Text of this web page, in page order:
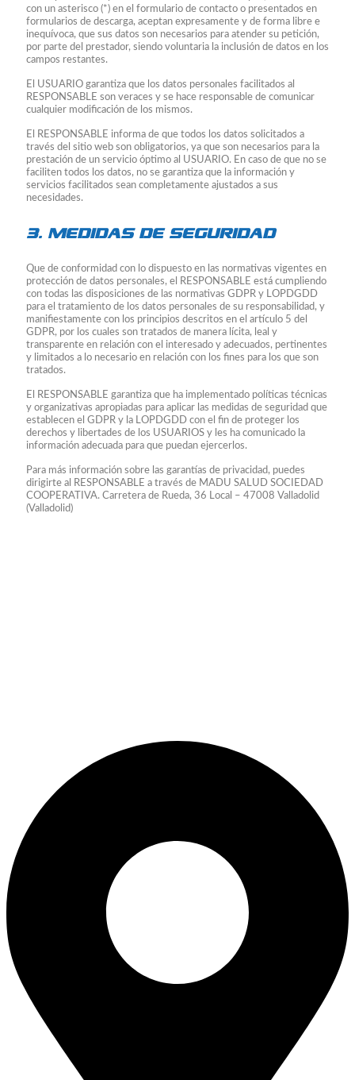
con un asterisco (*) en el formulario de contacto o presentados en
formularios de descarga, aceptan expresamente y de forma libre e
inequívoca, que sus datos son necesarios para atender su petición,
por parte del prestador, siendo voluntaria la inclusión de datos en los
campos restantes.
El USUARIO garantiza que los datos personales facilitados al
RESPONSABLE son veraces y se hace responsable de comunicar
cualquier modificación de los mismos.
El RESPONSABLE informa de que todos los datos solicitados a
través del sitio web son obligatorios, ya que son necesarios para la
prestación de un servicio óptimo al USUARIO. En caso de que no se
faciliten todos los datos, no se garantiza que la información y
servicios facilitados sean completamente ajustados a sus
necesidades.
3. MEDIDAS DE SEGURIDAD
Que de conformidad con lo dispuesto en las normativas vigentes en
protección de datos personales, el RESPONSABLE está cumpliendo
con todas las disposiciones de las normativas GDPR y LOPDGDD
para el tratamiento de los datos personales de su responsabilidad, y
manifiestamente con los principios descritos en el artículo 5 del
GDPR, por los cuales son tratados de manera lícita, leal y
transparente en relación con el interesado y adecuados, pertinentes
y limitados a lo necesario en relación con los fines para los que son
tratados.
El RESPONSABLE garantiza que ha implementado políticas técnicas
y organizativas apropiadas para aplicar las medidas de seguridad que
establecen el GDPR y la LOPDGDD con el fin de proteger los
derechos y libertades de los USUARIOS y les ha comunicado la
información adecuada para que puedan ejercerlos.
Para más información sobre las garantías de privacidad, puedes
dirigirte al RESPONSABLE a través de MADU SALUD SOCIEDAD
COOPERATIVA. Carretera de Rueda, 36 Local – 47008 Valladolid
(Valladolid)